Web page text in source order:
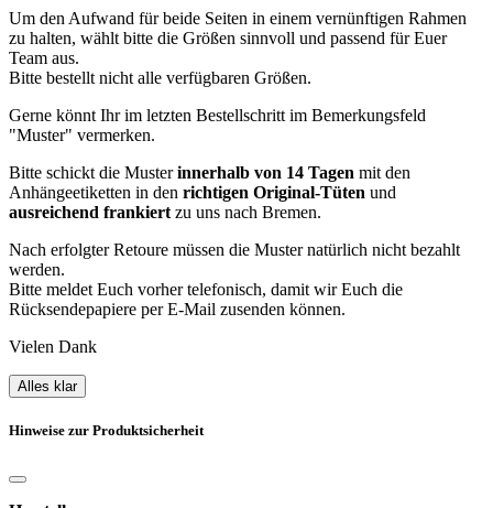
Um den Aufwand für beide Seiten in einem vernünftigen Rahmen
zu halten, wählt bitte die Größen sinnvoll und passend für Euer
Team aus.
Bitte bestellt nicht alle verfügbaren Größen.
Gerne könnt Ihr im letzten Bestellschritt im Bemerkungsfeld
"Muster" vermerken.
Bitte schickt die Musterinnerhalb von 14 Tagen mit den
Anhängeetiketten in den richtigen Original-Tüten und
ausreichend frankiert zu uns nach Bremen.
Nach erfolgter Retoure müssen die Muster natürlich nicht bezahlt
werden.
Bitte meldet Euch vorher telefonisch, damit wir Euch die
Rücksendepapiere per E-Mail zusenden können.
Vielen Dank
Alles klar
Hinweise zur Produktsicherheit